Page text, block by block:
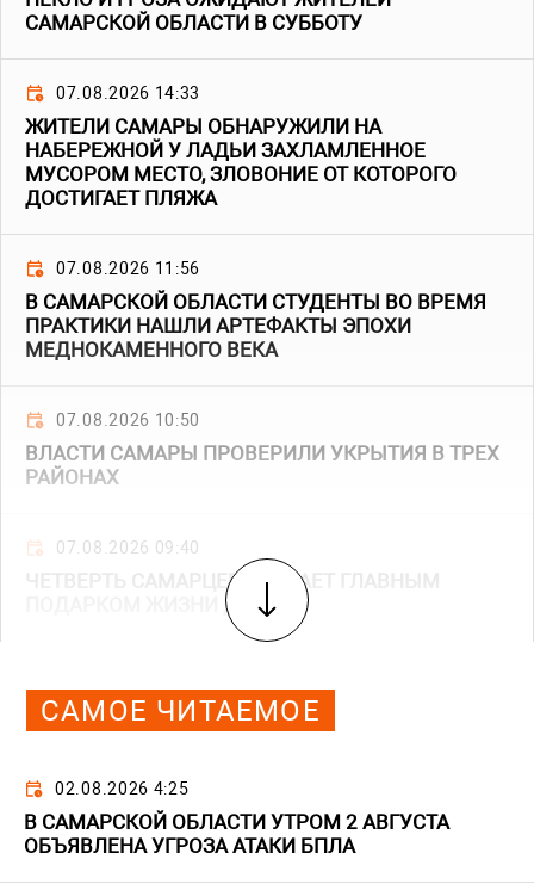
САМАРСКОЙ ОБЛАСТИ В СУББОТУ
07.08.2026 14:33
ЖИТЕЛИ САМАРЫ ОБНАРУЖИЛИ НА
НАБЕРЕЖНОЙ У ЛАДЬИ ЗАХЛАМЛЕННОЕ
МУСОРОМ МЕСТО, ЗЛОВОНИЕ ОТ КОТОРОГО
ДОСТИГАЕТ ПЛЯЖА
07.08.2026 11:56
В САМАРСКОЙ ОБЛАСТИ СТУДЕНТЫ ВО ВРЕМЯ
ПРАКТИКИ НАШЛИ АРТЕФАКТЫ ЭПОХИ
МЕДНОКАМЕННОГО ВЕКА
07.08.2026 10:50
ВЛАСТИ САМАРЫ ПРОВЕРИЛИ УКРЫТИЯ В ТРЕХ
РАЙОНАХ
07.08.2026 09:40
ЧЕТВЕРТЬ САМАРЦЕВ СЧИТАЕТ ГЛАВНЫМ
ПОДАРКОМ ЖИЗНИ ДЕТЕЙ
САМОЕ ЧИТАЕМОЕ
02.08.2026 4:25
В САМАРСКОЙ ОБЛАСТИ УТРОМ 2 АВГУСТА
ОБЪЯВЛЕНА УГРОЗА АТАКИ БПЛА